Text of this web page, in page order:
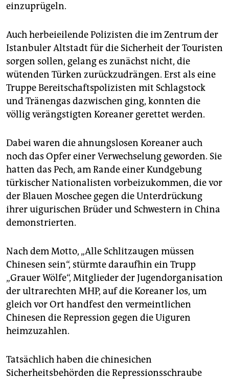
einzuprügeln.
Auch herbeieilende Polizisten die im Zentrum der
Istanbuler Altstadt für die Sicherheit der Touristen
sorgen sollen, gelang es zunächst nicht, die
wütenden Türken zurückzudrängen. Erst als eine
Truppe Bereitschaftspolizisten mit Schlagstock
und Tränengas dazwischen ging, konnten die
völlig verängstigten Koreaner gerettet werden.
Dabei waren die ahnungslosen Koreaner auch
noch das Opfer einer Verwechselung geworden. Sie
hatten das Pech, am Rande einer Kundgebung
türkischer Nationalisten vorbeizukommen, die vor
der Blauen Moschee gegen die Unterdrückung
ihrer uigurischen Brüder und Schwestern in China
demonstrierten.
Nach dem Motto, „Alle Schlitzaugen müssen
Chinesen sein“, stürmte daraufhin ein Trupp
„Grauer Wölfe“, Mitglieder der Jugendorganisation
der ultrarechten MHP, auf die Koreaner los, um
gleich vor Ort handfest den vermeintlichen
Chinesen die Repression gegen die Uiguren
heimzuzahlen.
Tatsächlich haben die chinesichen
Sicherheitsbehörden die Repressionsschraube